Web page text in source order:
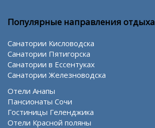
Популярные направления отдыха
Санатории Кисловодска
Санатории Пятигорска
Санатории в Ессентуках
Санатории Железноводска
Отели Анапы
Пансионаты Сочи
Гостиницы Геленджика
Отели Красной поляны